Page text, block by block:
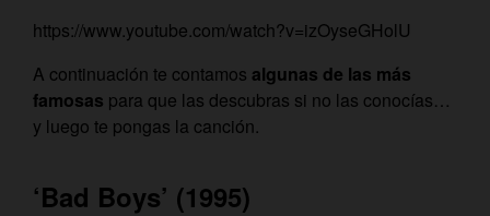
https://www.youtube.com/watch?v=izOyseGHolU
A continuación te contamos algunas de las más
famosas para que las descubras si no las conocías…
y luego te pongas la canción.
‘Bad Boys’ (1995)